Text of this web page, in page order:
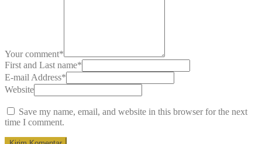
Your comment*
First and Last name*
E-mail Address*
Website
Save my name, email, and website in this browser for the next
time I comment.